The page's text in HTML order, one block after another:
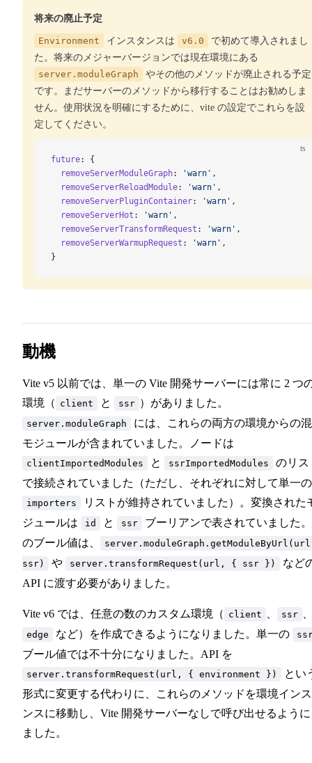
将来の廃止予定
Environment インスタンスは v6.0
で初めて導入されまし
た。将来のメジャーバージョンでは現在環境にある
server.moduleGraph
やその他のメソッドが廃止される予定
です。まだサーバーのメソッドから移行することはお勧めしま
せん。使用状況を明確にするために、vite の設定でこれらを設
定してください。
ts
future: {
  removeServerModuleGraph
: 'warn' ,
  removeServerReloadModule
: 'warn' ,
  removeServerPluginContainer
: 'warn' ,
  removeServerHot
: 'warn' ,
  removeServerTransformRequest
: 'warn' ,
  removeServerWarmupRequest
: 'warn' ,
}
動機
Vite v5 以前では、単一の Vite 開発サーバーには常に 2 つ
環境（ client と ssr ）がありました。
server.moduleGraph
には、これらの両方の環境からの
モジュールが含まれていました。ノードは
clientImportedModules と ssrImportedModules
のリス
で接続されていました（ただし、それぞれに対して単一の
importers
リストが維持されていました）。変換された
ジュールは
id と ssr
ブーリアンで表されていました
のブール値は、
ssr)
や server.transformRequest(url, { ssr })
など
API に渡す必要がありました。
Vite v6 では、任意の数のカスタム環境（ client ssr
edge など）を作成できるようになりました。単一の
ブール値では不十分になりました。API を
server.transformRequest(url, { environment })
とい
形式に変更する代わりに、これらのメソッドを環境イン
ンスに移動し、Vite 開発サーバーなしで呼び出せるよう
ました。